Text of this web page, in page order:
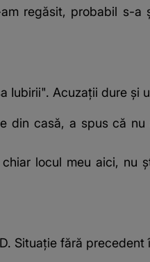
regăsit, probabil s-a
Iubirii". Acuzații dure și
casă, a spus că
locul meu aici, nu
Situație fără